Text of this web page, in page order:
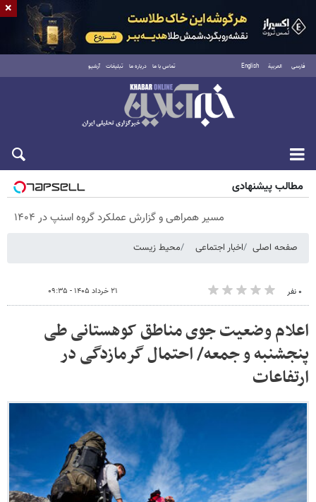
فارسی العربية English تماس با ما درباره ما تبلیغات آرشیو
پنجشنبه ۱۵ مرداد ۱۴۰۵
مطالب پیشنهادی
مسیر همراهی و گزارش عملکرد گروه اسنپ در ۱۴۰۴
صفحه اصلی اخبار اجتماعی محیط زیست
۰ نفر ۲۱ خرداد ۱۴۰۵ - ۰۹:۳۵
اعلام وضعیت جوی مناطق کوهستانی طی
پنجشنبه و جمعه/ احتمال گرمازدگی در
ارتفاعات
×